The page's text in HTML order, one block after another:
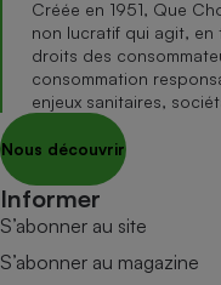
Créée en 1951, Que
non lucratif qui agit,
droits des
consommation
enjeux sanitaires,
Nous découvrir
Informer
S’abonner au site
S’abonner au magazine